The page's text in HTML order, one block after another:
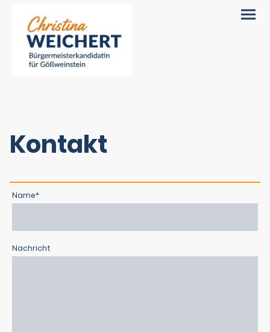
Kontakt
Name*
Nachricht